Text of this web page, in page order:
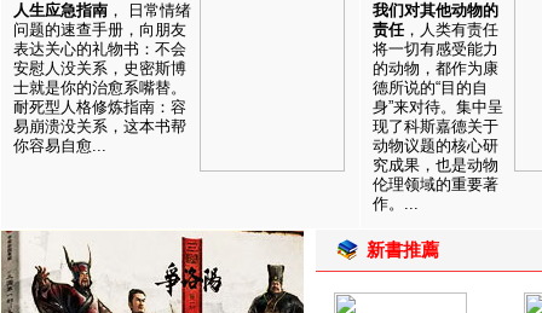
人生应急指南 ， 日常情绪
问题的速查手册，向朋友
表达关心的礼物书：不会
安慰人没关系，史密斯博
士就是你的治愈系嘴替。
耐死型人格修炼指南：容
易崩溃没关系，这本书帮
你容易自愈...
我们对其他动物的
责任，人类有责任
将一切有感受能力
的动物，都作为康
德所说的“目的自
身”来对待。集中呈
现了科斯嘉德关于
动物议题的核心研
究成果，也是动物
伦理领域的重要著
作。...
新書推薦